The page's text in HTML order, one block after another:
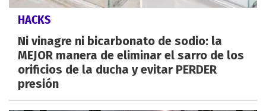
HACKS
Ni vinagre ni bicarbonato de sodio: la
MEJOR manera de eliminar el sarro de los
orificios de la ducha y evitar PERDER
presión